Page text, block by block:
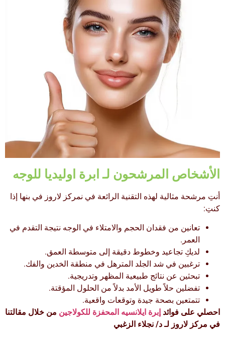
الأشخاص المرشحون لـ ابرة اوليديا للوجه
أنتِ مرشحة مثالية لهذه التقنية الرائعة في نمركز لاروز في بنها إذا
كنتِ:
تعانين من فقدان الحجم والامتلاء في الوجه نتيجة التقدم في
العمر.
لديكِ تجاعيد وخطوط دقيقة إلى متوسطة العمق.
ترغبين في شد الجلد المترهل في منطقة الخدين والفك.
تبحثين عن نتائج طبيعية المظهر وتدريجية.
تفضلين حلاً طويل الأمد بدلاً من الحلول المؤقتة.
تتمتعين بصحة جيدة وتوقعات واقعية.
احصلي على فوائد إبرة ايلانسيه المحفزة للكولاجين من خلال مقالتنا
في مركز لاروز لـ د/ نجلاء الزغبي